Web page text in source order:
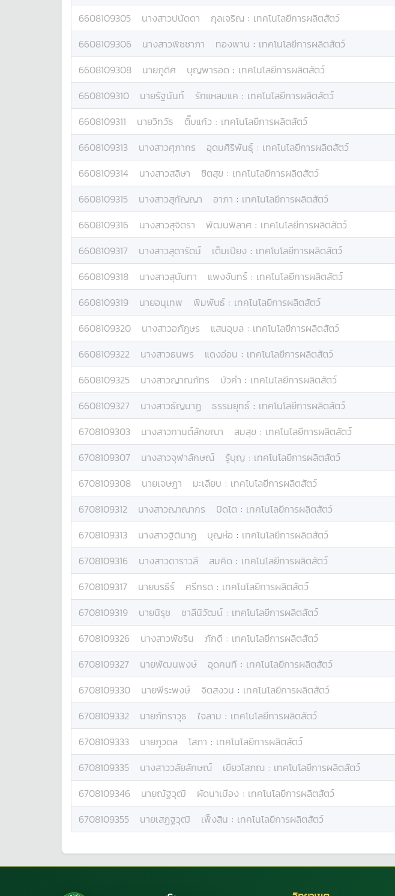
6608109305
นางสาวปนัดดา กุลเจริญ : เทคโนโลยีการผลิตสัตว์
6608109306
นางสาวพิชชาภา ทองพาน : เทคโนโลยีการผลิตสัตว์
6608109308
นายภูดิศ บุญพารอด : เทคโนโลยีการผลิตสัตว์
6608109310
นายรัฐนันท์ รักแหลมแค : เทคโนโลยีการผลิตสัตว์
6608109311
นายวิทวัธ ติ๊บแก้ว : เทคโนโลยีการผลิตสัตว์
6608109313
นางสาวศุภากร อุดมศิริพันธุ์ : เทคโนโลยีการผลิตสัตว์
6608109314
นางสาวสลิษา ชิตสุข : เทคโนโลยีการผลิตสัตว์
6608109315
นางสาวสุกัญญา อาภา : เทคโนโลยีการผลิตสัตว์
6608109316
นางสาวสุจิตรา พัฒนพิลาศ : เทคโนโลยีการผลิตสัตว์
6608109317
นางสาวสุดารัตน์ เต็มเปียง : เทคโนโลยีการผลิตสัตว์
6608109318
นางสาวสุนันทา แพงจันทร์ : เทคโนโลยีการผลิตสัตว์
6608109319
นายอนุเทพ พิมพันธ์ : เทคโนโลยีการผลิตสัตว์
6608109320
นางสาวอภัฎษร แสนอุบล : เทคโนโลยีการผลิตสัตว์
6608109322
นางสาวธนพร แดงอ่อน : เทคโนโลยีการผลิตสัตว์
6608109325
นางสาวญาณภัทร บัวคำ : เทคโนโลยีการผลิตสัตว์
6608109327
นางสาวธัญนาฏ ธรรมยุทธ์ : เทคโนโลยีการผลิตสัตว์
6708109303
นางสาวกานต์ลักขณา สมสุข : เทคโนโลยีการผลิตสัตว์
6708109307
นางสาวจุฬาลักษณ์ รู้บุญ : เทคโนโลยีการผลิตสัตว์
6708109308
นายเจษฎา มะเลียบ : เทคโนโลยีการผลิตสัตว์
6708109312
นางสาวญาณากร ปิดโต : เทคโนโลยีการผลิตสัตว์
6708109313
นางสาวฐิตินาฏ บุญห่อ : เทคโนโลยีการผลิตสัตว์
6708109316
นางสาวดาราวลี สมคิด : เทคโนโลยีการผลิตสัตว์
6708109317
นายนรธีร์ ศรีกรด : เทคโนโลยีการผลิตสัตว์
6708109319
นายนิรุช ชาลีนิวัฒน์ : เทคโนโลยีการผลิตสัตว์
6708109326
นางสาวพัชริน ภักดี : เทคโนโลยีการผลิตสัตว์
6708109327
นายพัฒนพงษ์ อุดคนที : เทคโนโลยีการผลิตสัตว์
6708109330
นายพีระพงษ์ จิตสงวน : เทคโนโลยีการผลิตสัตว์
6708109332
นายภัทราวุธ ใจลาม : เทคโนโลยีการผลิตสัตว์
6708109333
นายภูวดล โสภา : เทคโนโลยีการผลิตสัตว์
6708109335
นางสาววลัยลักษณ์ เขียวโสภณ : เทคโนโลยีการผลิตสัตว์
6708109346
นายณัฐวุฒิ ผัดนาเมือง : เทคโนโลยีการผลิตสัตว์
6708109355
นายเสฏฐวุฒิ เพ็งสิน : เทคโนโลยีการผลิตสัตว์